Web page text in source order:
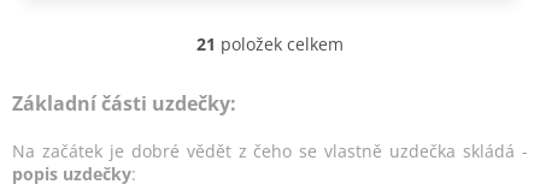
O
d
a
21 položek celkem
Základní části uzdečky:
Na začátek je dobré vědět z čeho se vlastně uzdečka skládá -
popis uzdečky: